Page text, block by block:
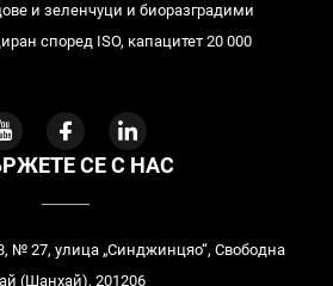
и зеленчуци и биоразградими
според ISO, капацитет 20 000
СЕ С НАС
№ 27, улица „Синджинцяо“, Свободна
(Шанхай), 201206